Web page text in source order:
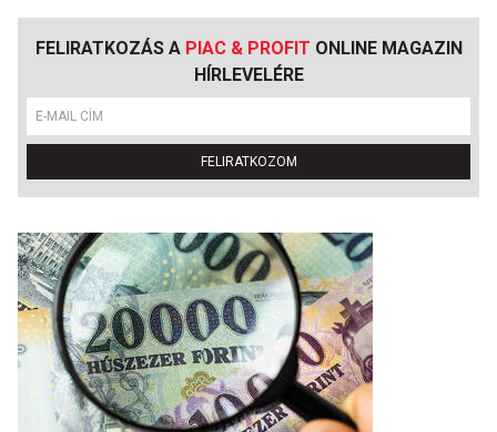
FELIRATKOZÁS A PIAC & PROFIT ONLINE MAGAZIN
HÍRLEVELÉRE
FELIRATKOZOM